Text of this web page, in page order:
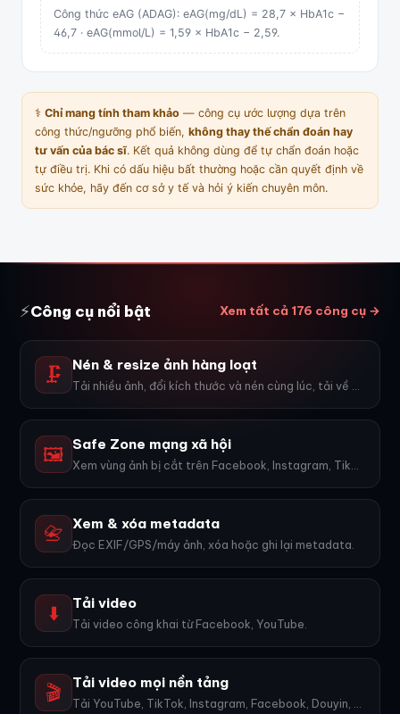
Công thức eAG (ADAG): eAG(mg/dL) = 28,7 × HbA1c −
46,7 · eAG(mmol/L) = 1,59 × HbA1c − 2,59.
⚕️ Chỉ mang tính tham khảo — công cụ ước lượng dựa trên
công thức/ngưỡng phổ biến, không thay thế chẩn đoán hay
tư vấn của bác sĩ. Kết quả không dùng để tự chẩn đoán hoặc
tự điều trị. Khi có dấu hiệu bất thường hoặc cần quyết định về
sức khỏe, hãy đến cơ sở y tế và hỏi ý kiến chuyên môn.
⚡Công cụ nổi bật Xem tất cả 176 công cụ →
🗜️ Nén & resize ảnh hàng loạt
Tải nhiều ảnh, đổi kích thước và nén cùng lúc, tải về ZIP.
🖼️ Safe Zone mạng xã hội
Xem vùng ảnh bị cắt trên Facebook, Instagram, TikTok, YouTube...
📇 Xem & xóa metadata
Đọc EXIF/GPS/máy ảnh, xóa hoặc ghi lại metadata.
⬇️ Tải video
Tải video công khai từ Facebook, YouTube.
🎬 Tải video mọi nền tảng
Tải YouTube, TikTok, Instagram, Facebook, Douyin, Bilibili, X... 1600+ nền tảng, không watermark.